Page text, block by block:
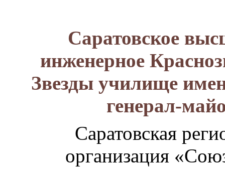
Саратовское
инженерное
Звезды училище
генерал-
Саратовская
организация